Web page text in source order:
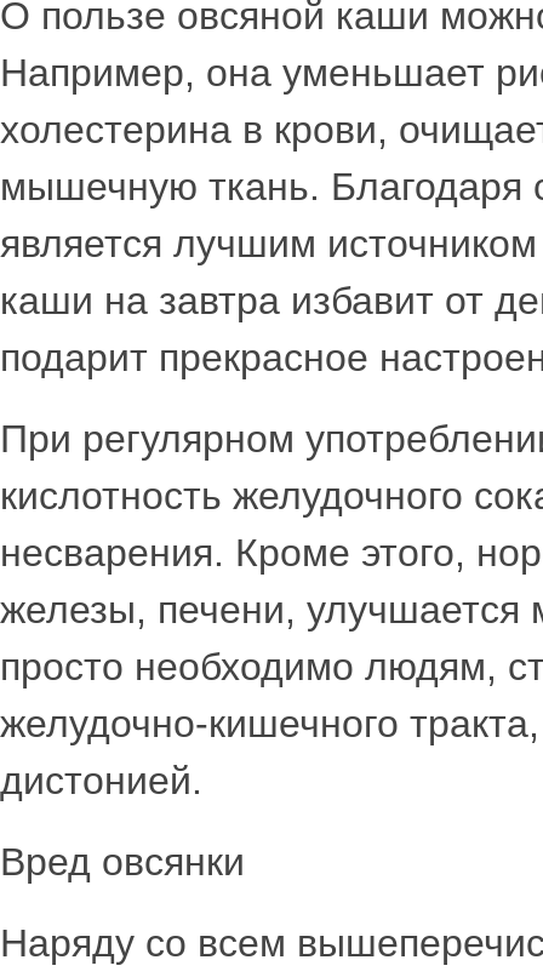
О пользе овсяной каши
Например, она уменьшает
холестерина в крови,
мышечную ткань. Благодаря
является лучшим
каши на завтра избавит от
подарит прекрасное
При регулярном
кислотность желудочного
несварения. Кроме этого,
железы, печени,
просто необходимо людям,
желудочно-кишечного
дистонией.
Вред овсянки
Наряду со всем